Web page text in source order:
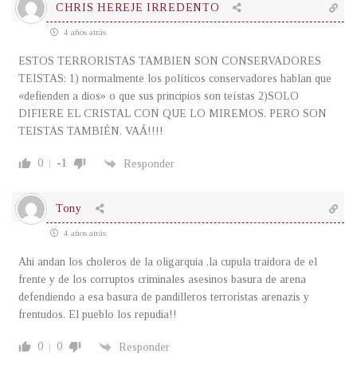
CHRIS HEREJE IRREDENTO
4 años atrás
ESTOS TERRORISTAS TAMBIEN SON CONSERVADORES
TEISTAS: 1) normalmente los políticos conservadores hablan que
«defienden a dios» o que sus principios son teístas 2)SOLO
DIFIERE EL CRISTAL CON QUE LO MIREMOS, PERO SON
TEISTAS TAMBIÉN. VAÁ!!!!
0 -1 Responder
Tony
4 años atrás
Ahi andan los choleros de la oligarquia ,la cupula traidora de el
frente y de los corruptos criminales asesinos basura de arena
defendiendo a esa basura de pandilleros terroristas arenazis y
frentudos. El pueblo los repudia!!
0 0 Responder